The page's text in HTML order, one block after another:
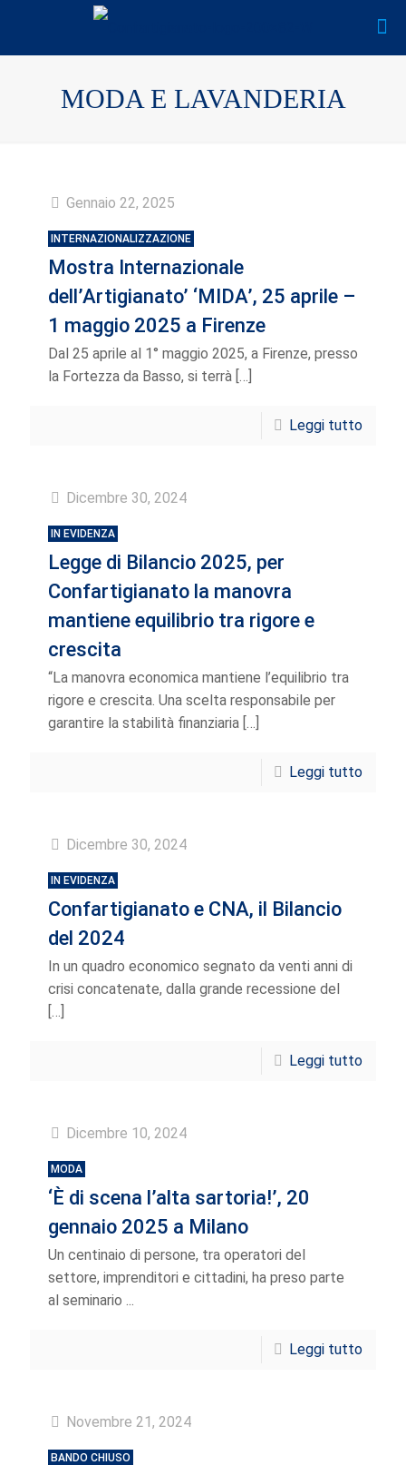
MODA E LAVANDERIA
Gennaio 22, 2025
INTERNAZIONALIZZAZIONE
Mostra Internazionale
dell’Artigianato’ ‘MIDA’, 25 aprile –
1 maggio 2025 a Firenze
Dal 25 aprile al 1° maggio 2025, a Firenze, presso
la Fortezza da Basso, si terrà […]
Leggi tutto
Dicembre 30, 2024
IN EVIDENZA
Legge di Bilancio 2025, per
Confartigianato la manovra
mantiene equilibrio tra rigore e
crescita
“La manovra economica mantiene l’equilibrio tra
rigore e crescita. Una scelta responsabile per
garantire la stabilità finanziaria […]
Leggi tutto
Dicembre 30, 2024
IN EVIDENZA
Confartigianato e CNA, il Bilancio
del 2024
In un quadro economico segnato da venti anni di
crisi concatenate, dalla grande recessione del
[…]
Leggi tutto
Dicembre 10, 2024
MODA
‘È di scena l’alta sartoria!’, 20
gennaio 2025 a Milano
Un centinaio di persone, tra operatori del
settore, imprenditori e cittadini, ha preso parte
al seminario ...
Leggi tutto
Novembre 21, 2024
BANDO CHIUSO